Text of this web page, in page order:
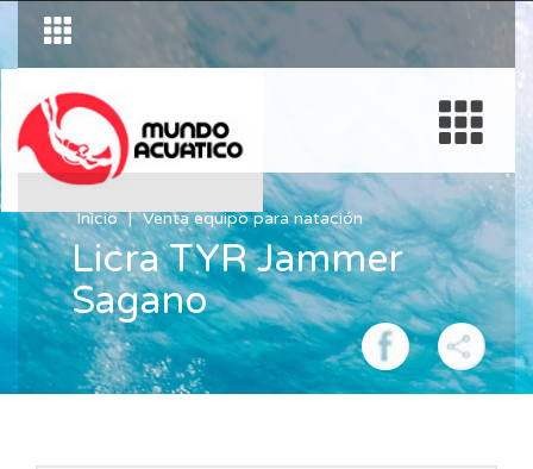
Inicio Venta equipo para natación
Licra TYR Jammer
Sagano